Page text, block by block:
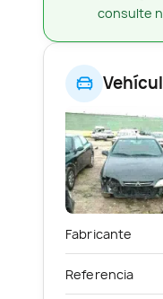
consulte
Fabricante
Referencia